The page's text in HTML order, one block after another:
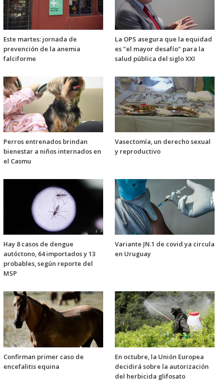
Este martes: jornada de
prevención de la anemia
falciforme
La OPS asegura que la equidad
es "el mayor desafío" para la
salud pública del siglo XXI
Perros entrenados brindan
bienestar a niños internados en
el Casmu
Vasectomía, un derecho sexual
y reproductivo
Hay 8 casos de dengue
autóctono, 64 importados y 13
probables, según reporte del
MSP
Variante JN.1 de covid ya circula
en Uruguay
Confirman primer caso de
encefalitis equina
En octubre, la Unión Europea
decidirá sobre la autorización
del herbicida glifosato